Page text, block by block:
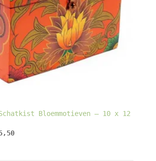
Bloemmotieven – 10 x 12
Huidige